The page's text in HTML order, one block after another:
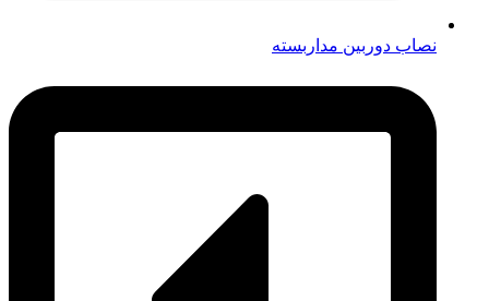
نصاب دوربین مداربسته